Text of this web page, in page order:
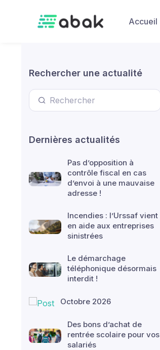
Accueil
Rechercher une actualité
Dernières actualités
Pas d’opposition à
contrôle fiscal en cas
d’envoi à une mauvaise
adresse !
Incendies : l’Urssaf vient
en aide aux entreprises
sinistrées
Le démarchage
téléphonique désormais
interdit !
Octobre 2026
Des bons d’achat de
rentrée scolaire pour vos
salariés